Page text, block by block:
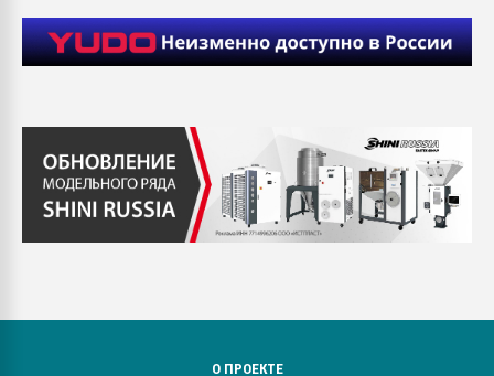
О ПРОЕКТЕ